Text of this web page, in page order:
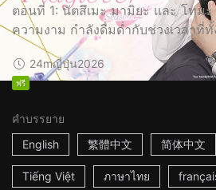
ตอนที่ 1: นัตสึเมะ มามิยะ และ โทม
ความงาม กำลังดื่มด่ำกับช่วงเวลาที่ทั้
24mญี่ปุ่น2026
ฟรี
คำบรรยาย
English
繁體中文 简体中文
Tiếng Việt ภาษาไทย